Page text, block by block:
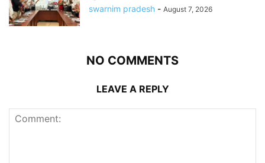
swarnim pradesh - August 7, 2026
NO COMMENTS
LEAVE A REPLY